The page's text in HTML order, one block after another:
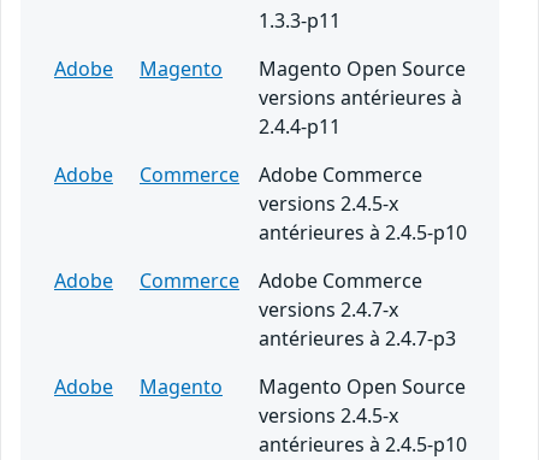
1.3.3-p11
Adobe
Magento
Magento Open Source
versions antérieures à
2.4.4-p11
Adobe
Commerce
Adobe Commerce
versions 2.4.5-x
antérieures à 2.4.5-p10
Adobe
Commerce
Adobe Commerce
versions 2.4.7-x
antérieures à 2.4.7-p3
Adobe
Magento
Magento Open Source
versions 2.4.5-x
antérieures à 2.4.5-p10